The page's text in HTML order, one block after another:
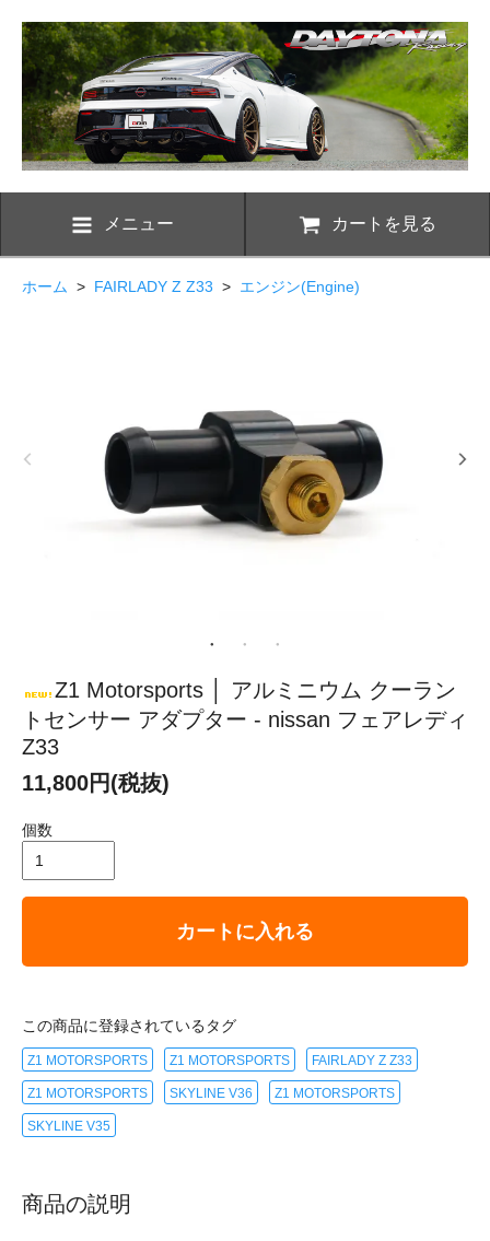
メニュー カートを見る
ホーム > FAIRLADY Z Z33 > エンジン(Engine)
Z1 Motorsports │ アルミニウム クーラン
トセンサー アダプター - nissan フェアレディ
Z33
11,800円(税抜)
個数
カートに入れる
この商品に登録されているタグ
Z1 MOTORSPORTS Z1 MOTORSPORTS FAIRLADY Z Z33
Z1 MOTORSPORTS SKYLINE V36 Z1 MOTORSPORTS
SKYLINE V35
商品の説明